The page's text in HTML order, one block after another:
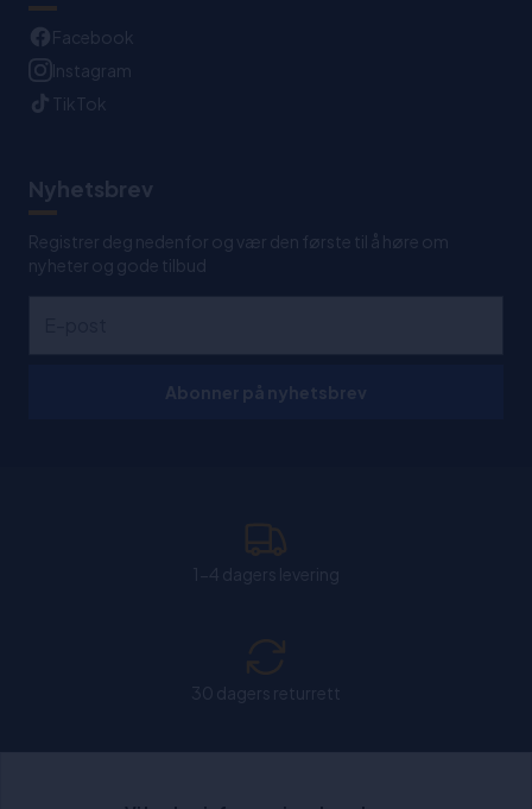
Facebook
Instagram
TikTok
Nyhetsbrev
Registrer deg nedenfor og vær den første til å høre om
nyheter og gode tilbud